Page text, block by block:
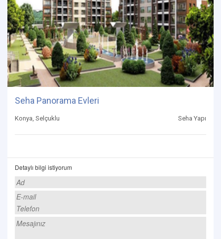
Seha Panorama Evleri
Konya, Selçuklu Seha Yapı
Detaylı bilgi istiyorum